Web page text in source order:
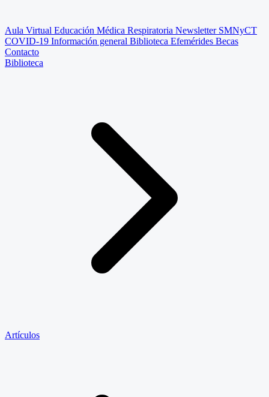
Aula Virtual Educación Médica Respiratoria Newsletter SMNyCT
COVID-19 Información general Biblioteca Efemérides Becas
Contacto
Biblioteca
Artículos